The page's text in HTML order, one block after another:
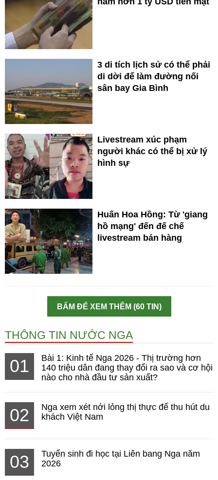
3 di tích lịch sử có thể phải
di dời để làm đường nối
sân bay Gia Bình
Livestream xúc phạm
người khác có thể bị xử lý
hình sự
Huấn Hoa Hồng: Từ 'giang
hồ mạng' đến đế chế
livestream bán hàng
BẤM ĐỂ XEM THÊM (60 TIN)
THÔNG TIN NƯỚC NGA
01
Bài 1: Kinh tế Nga 2026 - Thị trường hơn
140 triệu dân đang thay đổi ra sao và cơ hội
nào cho nhà đầu tư sản xuất?
02
Nga xem xét nới lỏng thị thực để thu hút du
khách Việt Nam
03
Tuyển sinh đi học tại Liên bang Nga năm
2026